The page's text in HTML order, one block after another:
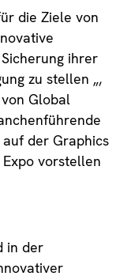
die Ziele von
ihrer
zu stellen „,
Global
der Graphics
vorstellen
in der